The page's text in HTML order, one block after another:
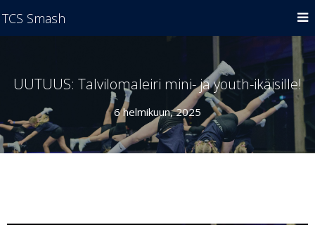
UUTUUS: Talvilomaleiri mini- ja youth-ikäisille!
6 helmikuun, 2025
TCS Smash